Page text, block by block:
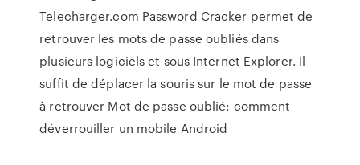
Telecharger.com Password Cracker permet de
retrouver les mots de passe oubliés dans
plusieurs logiciels et sous Internet Explorer. Il
suffit de déplacer la souris sur le mot de passe
à retrouver Mot de passe oublié: comment
déverrouiller un mobile Android